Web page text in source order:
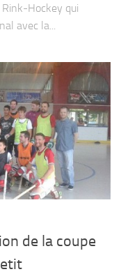
Hockey qui
avec la...
de la coupe